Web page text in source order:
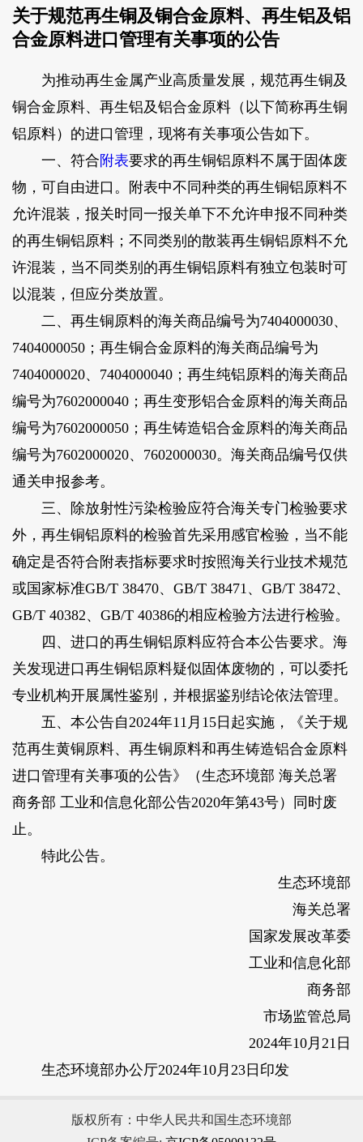
关于规范再生铜及铜合金原料、再生铝及铝
合金原料进口管理有关事项的公告
为推动再生金属产业高质量发展，规范再生铜及
铜合金原料、再生铝及铝合金原料（以下简称再生铜
铝原料）的进口管理，现将有关事项公告如下。
一、符合附表要求的再生铜铝原料不属于固体废
物，可自由进口。附表中不同种类的再生铜铝原料不
允许混装，报关时同一报关单下不允许申报不同种类
的再生铜铝原料；不同类别的散装再生铜铝原料不允
许混装，当不同类别的再生铜铝原料有独立包装时可
以混装，但应分类放置。
二、再生铜原料的海关商品编号为7404000030、
7404000050；再生铜合金原料的海关商品编号为
7404000020、7404000040；再生纯铝原料的海关商品
编号为7602000040；再生变形铝合金原料的海关商品
编号为7602000050；再生铸造铝合金原料的海关商品
编号为7602000020、7602000030。海关商品编号仅供
通关申报参考。
三、除放射性污染检验应符合海关专门检验要求
外，再生铜铝原料的检验首先采用感官检验，当不能
确定是否符合附表指标要求时按照海关行业技术规范
或国家标准GB/T 38470、GB/T 38471、GB/T 38472、
GB/T 40382、GB/T 40386的相应检验方法进行检验。
四、进口的再生铜铝原料应符合本公告要求。海
关发现进口再生铜铝原料疑似固体废物的，可以委托
专业机构开展属性鉴别，并根据鉴别结论依法管理。
五、本公告自2024年11月15日起实施，《关于规
范再生黄铜原料、再生铜原料和再生铸造铝合金原料
进口管理有关事项的公告》（生态环境部 海关总署
商务部 工业和信息化部公告2020年第43号）同时废
止。
特此公告。
生态环境部
海关总署
国家发展改革委
工业和信息化部
商务部
市场监管总局
2024年10月21日
生态环境部办公厅2024年10月23日印发
版权所有：中华人民共和国生态环境部